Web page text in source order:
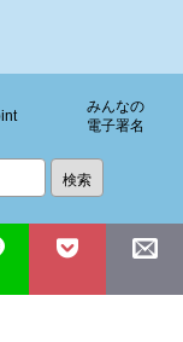
みんなの
電子署名